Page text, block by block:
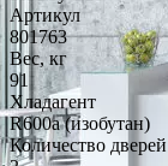
Артикул
801763
Вес, кг
91
Хладагент
R600a (изобутан)
Количество дверей